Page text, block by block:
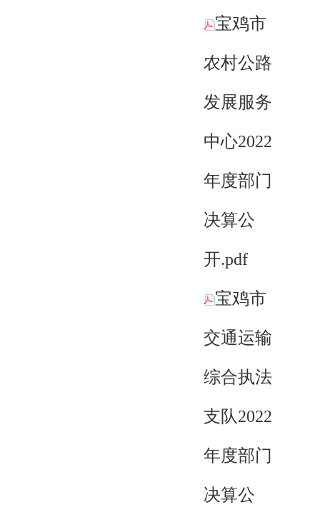
宝鸡市
农村公路
发展服务
中心2022
年度部门
决算公
开.pdf
宝鸡市
交通运输
综合执法
支队2022
年度部门
决算公